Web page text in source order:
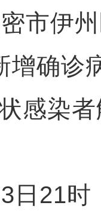
市伊
增确诊
感染
21时